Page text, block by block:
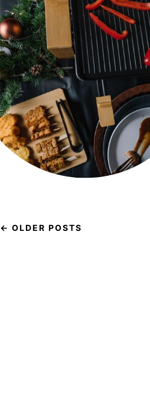
← OLDER POSTS